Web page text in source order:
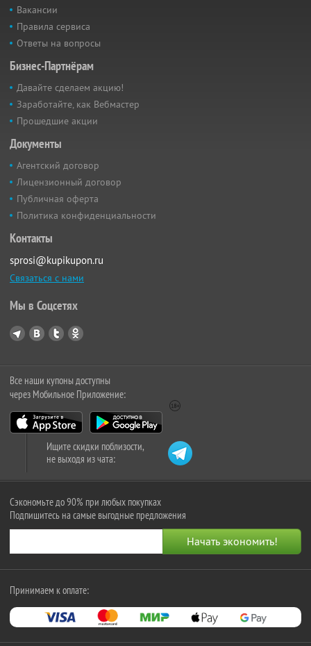
Вакансии
Правила сервиса
Ответы на вопросы
Бизнес-Партнёрам
Давайте сделаем акцию!
Заработайте, как Вебмастер
Прошедшие акции
Документы
Агентский договор
Лицензионный договор
Публичная оферта
Политика конфиденциальности
Контакты
sprosi@kupikupon.ru
Связаться с нами
Мы в Соцсетях
Все наши купоны доступны
через Мобильное Приложение:
Ищите скидки поблизости,
не выходя из чата:
Сэкономьте до 90% при любых покупках
Подпишитесь на самые выгодные предложения
Принимаем к оплате: